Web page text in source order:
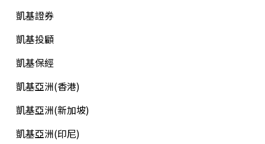
凱基證券
凱基投顧
凱基保經
凱基亞洲(香港)
凱基亞洲(新加坡)
凱基亞洲(印尼)